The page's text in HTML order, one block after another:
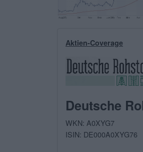
Aktien-Coverage
Deutsche
WKN: A0XYG7
ISIN: DE000A0XYG76